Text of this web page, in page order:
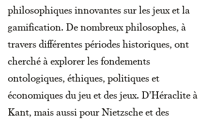
philosophiques innovantes sur les jeux et la
gamification. De nombreux philosophes, à
travers différentes périodes historiques, ont
cherché à explorer les fondements
ontologiques, éthiques, politiques et
économiques du jeu et des jeux. D’Héraclite à
Kant, mais aussi pour Nietzsche et des